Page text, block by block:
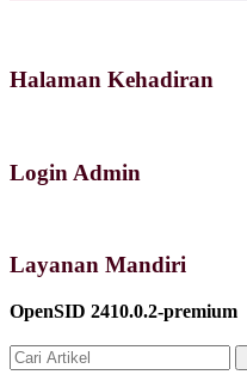
Halaman Kehadiran
Login Admin
Layanan Mandiri
OpenSID 2410.0.2-premium